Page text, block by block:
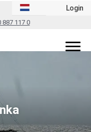
887 117 0
Login